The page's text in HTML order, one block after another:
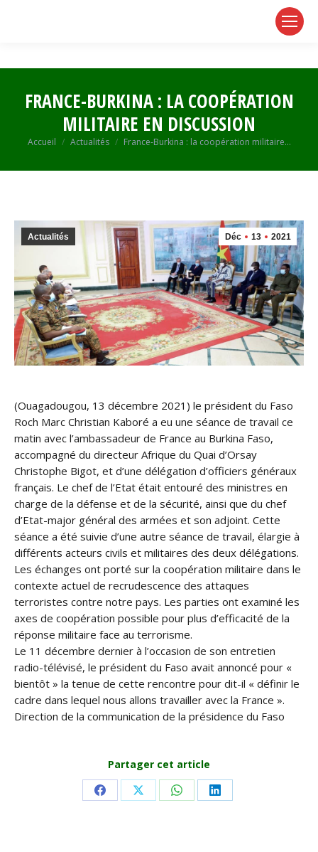
FRANCE-BURKINA : LA COOPÉRATION
MILITAIRE EN DISCUSSION
Vous êtes ici :
Accueil Actualités France-Burkina : la coopération militaire…
Déc 13 2021
Actualités
(Ouagadougou, 13 décembre 2021) le président du Faso
Roch Marc Christian Kaboré a eu une séance de travail ce
matin avec l’ambassadeur de France au Burkina Faso,
accompagné du directeur Afrique du Quai d’Orsay
Christophe Bigot, et d’une délégation d’officiers généraux
français. Le chef de l’Etat était entouré des ministres en
charge de la défense et de la sécurité, ainsi que du chef
d’Etat-major général des armées et son adjoint. Cette
séance a été suivie d’une autre séance de travail, élargie à
différents acteurs civils et militaires des deux délégations.
Les échanges ont porté sur la coopération militaire dans le
contexte actuel de recrudescence des attaques
terroristes contre notre pays. Les parties ont examiné les
axes de coopération possible pour plus d’efficacité de la
réponse militaire face au terrorisme.
Le 11 décembre dernier à l’occasion de son entretien
radio-télévisé, le président du Faso avait annoncé pour «
bientôt » la tenue de cette rencontre pour dit-il « définir le
cadre dans lequel nous allons travailler avec la France ».
Direction de la communication de la présidence du Faso
Partager cet article
Share Share Share Share